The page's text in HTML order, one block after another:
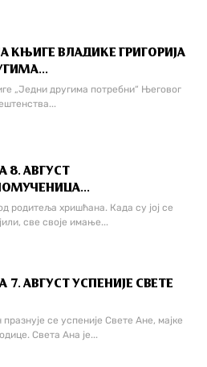
КЊИГЕ ВЛАДИКЕ ГРИГОРИЈА
„Једни другима потребни“ Његовог
8. АВГУСТ
родитеља хришћана. Када су јој се
све своје имање...
7. АВГУСТ УСПЕНИЈЕ СВЕТЕ
се успеније Свете Ане, мајке
Света Ана је...